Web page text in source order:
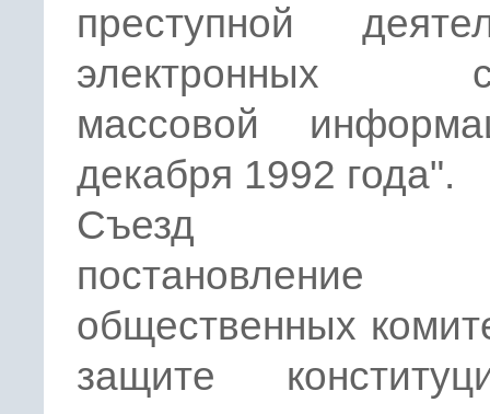
преступной
электронных
массовой
декабря 1992 года".
Съезд
общественных
защите